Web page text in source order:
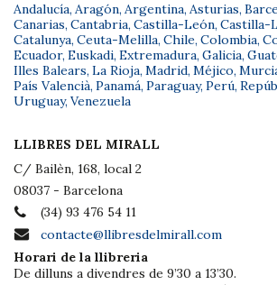
Andalucía, Aragón, Argentina, Asturias,
Canarias, Cantabria, Castilla-León, Castilla-
Catalunya, Ceuta-Melilla, Chile, Colombia,
Ecuador, Euskadi, Extremadura, Galicia,
Illes Balears, La Rioja, Madrid, Méjico,
País Valencià, Panamá, Paraguay, Perú,
Uruguay, Venezuela
LLIBRES DEL MIRALL
C/ Bailèn, 168, local 2
08037 - Barcelona
(34) 93 476 54 11
contacte@llibresdelmirall.com
Horari de la llibreria
De dilluns a divendres de 9’30 a 13’30.